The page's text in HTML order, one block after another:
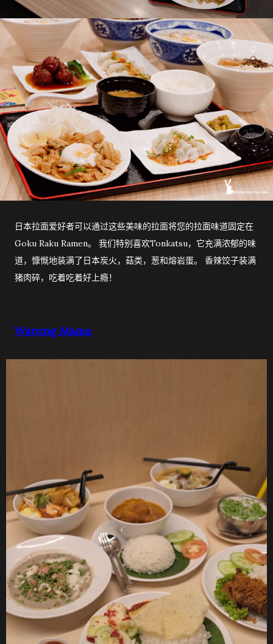
日本拉面爱好者可以通过这些美味的拉面将您的拉面味道固定在
Goku Raku Ramen。 我们特别喜欢Tonkatsu，它充满浓郁的味
道，慷慨地装满了日本炭火，菇类，葱和熔岩蛋。 香辣饺子装满
猪肉碎，吃着吃着好上瘾！
Warung Mama